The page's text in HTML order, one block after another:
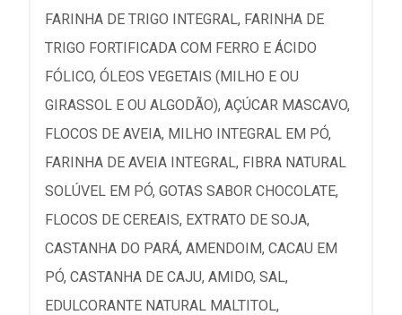
FARINHA DE TRIGO INTEGRAL, FARINHA DE
TRIGO FORTIFICADA COM FERRO E ÁCIDO
FÓLICO, ÓLEOS VEGETAIS (MILHO E OU
GIRASSOL E OU ALGODÃO), AÇÚCAR MASCAVO,
FLOCOS DE AVEIA, MILHO INTEGRAL EM PÓ,
FARINHA DE AVEIA INTEGRAL, FIBRA NATURAL
SOLÚVEL EM PÓ, GOTAS SABOR CHOCOLATE,
FLOCOS DE CEREAIS, EXTRATO DE SOJA,
CASTANHA DO PARÁ, AMENDOIM, CACAU EM
PÓ, CASTANHA DE CAJU, AMIDO, SAL,
EDULCORANTE NATURAL MALTITOL,